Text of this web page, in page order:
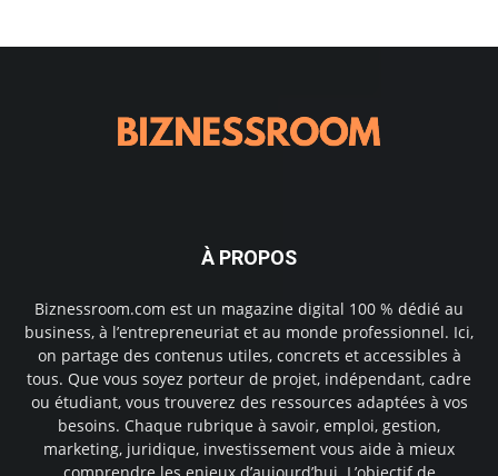
À PROPOS
Biznessroom.com est un magazine digital 100 % dédié au
business, à l’entrepreneuriat et au monde professionnel. Ici,
on partage des contenus utiles, concrets et accessibles à
tous. Que vous soyez porteur de projet, indépendant, cadre
ou étudiant, vous trouverez des ressources adaptées à vos
besoins. Chaque rubrique à savoir, emploi, gestion,
marketing, juridique, investissement vous aide à mieux